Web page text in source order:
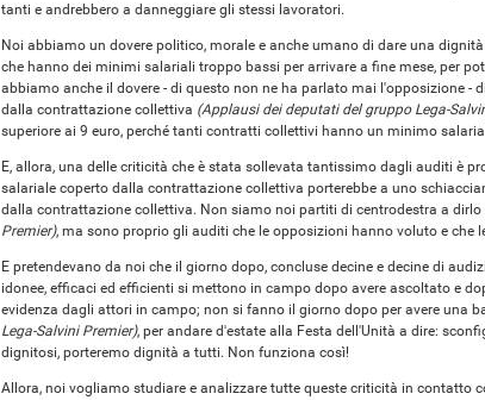
tanti e andrebbero a danneggiare gli stessi lavoratori.
Noi abbiamo un dovere politico, morale e anche umano di dare una
che hanno dei minimi salariali troppo bassi per arrivare a fine mese, per
abbiamo anche il dovere - di questo non ne ha parlato mai l'opposizione -
dalla contrattazione collettiva (Applausi dei deputati del gruppo Lega-
superiore ai 9 euro, perché tanti contratti collettivi hanno un minimo
E, allora, una delle criticità che è stata sollevata tantissimo dagli auditi è
salariale coperto dalla contrattazione collettiva porterebbe a uno
dalla contrattazione collettiva. Non siamo noi partiti di centrodestra a dirlo
Premier), ma sono proprio gli auditi che le opposizioni hanno voluto e che
E pretendevano da noi che il giorno dopo, concluse decine e decine di
idonee, efficaci ed efficienti si mettono in campo dopo avere ascoltato e
evidenza dagli attori in campo; non si fanno il giorno dopo per avere una
Lega-Salvini Premier), per andare d'estate alla Festa dell'Unità a dire:
dignitosi, porteremo dignità a tutti. Non funziona così!
Allora, noi vogliamo studiare e analizzare tutte queste criticità in contatto